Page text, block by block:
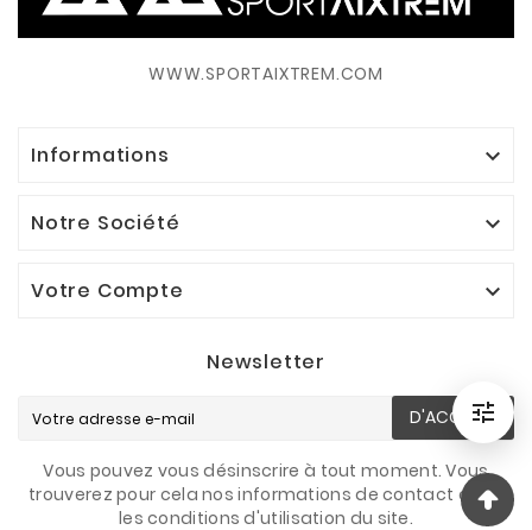
WWW.SPORTAIXTREM.COM
Informations 
Notre Société 
Votre Compte 
Newsletter
D'ACCORD
Vous pouvez vous désinscrire à tout moment. Vous
trouverez pour cela nos informations de contact dans
les conditions d'utilisation du site.
Filtrer